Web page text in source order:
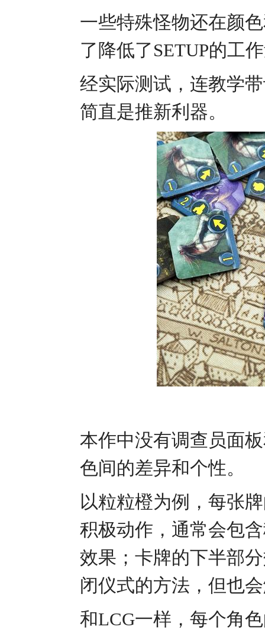
一些特殊怪物还在颜
了降低了SETUP的工
经实际测试，连教学
简直是推新利器。
本作中没有调查员面
色间的差异和个性。
以粒粒橙为例，每张
积极动作，通常会包
效果；卡牌的下半部
闭仪式的方法，但也
和LCG一样，每个角